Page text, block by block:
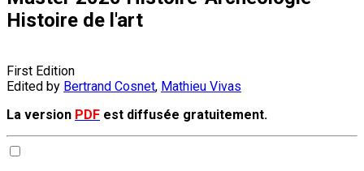
Histoire de l'art
First Edition
Edited by Bertrand Cosnet, Mathieu Vivas
La version PDF est diffusée gratuitement.